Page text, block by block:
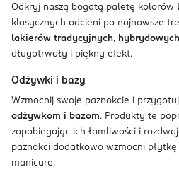
Odkryj naszą bogatą paletę kolorów
klasycznych odcieni po najnowsze
lakierów tradycyjnych, hybrydowych
długotrwały i piękny efekt.
Odżywki i bazy
Wzmocnij swoje paznokcie i
odżywkom i bazom. Produkty te
zapobiegając ich łamliwości i
paznokci dodatkowo wzmocni płytkę
manicure.